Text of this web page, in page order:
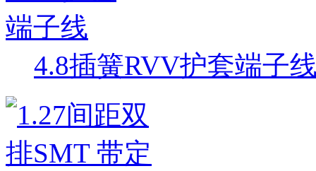
4.8插簧RVV护套端子